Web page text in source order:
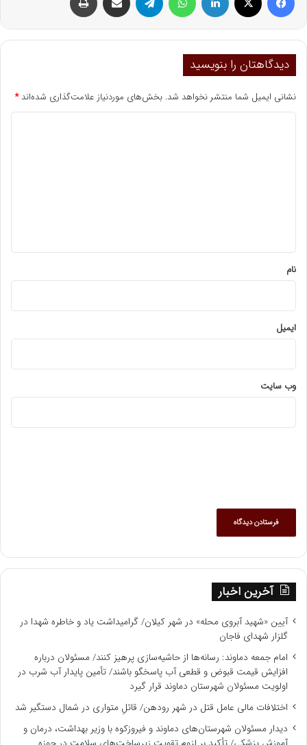
دیدگاهتان را بنویسید
نشانی ایمیل شما منتشر نخواهد شد. بخش‌های موردنیاز علامت‌گذاری شده‌اند*
نام
ایمیل
وب‌ سایت
آخرین اخبار
آیین «شهید آبروی محله» در شهر کیلان/ گرامیداشت یاد و خاطره شهدا در
گلزار شهدای فاجان
امام جمعه دماوند: رسانه‌ها از حاشیه‌سازی پرهیز کنند/ مسئولان درباره
افزایش قیمت قبوض و قطعی آب پاسخگو باشند/ تأمین پایدار آب شرب در
اولویت مسئولان شهرستان دماوند قرار گیرد
اختلافات مالی عامل قتل در شهر رودهن/ قاتلِ متواری در شمال دستگیر شد
دیدار مسئولان شهرستان‌های دماوند و فیروزکوه با وزیر بهداشت، درمان و